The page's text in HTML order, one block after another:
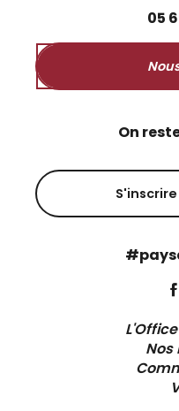
05
On
S'inscrire
Nos